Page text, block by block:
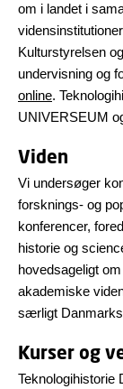
om i landet i
Kulturstyrelsen
undervisning og
online.
UNIVERSEUM
Viden
Vi undersøger
forsknings- og
konferencer,
historie og
hovedsageligt
akademiske
særligt
Kurser og
Teknologihistorie